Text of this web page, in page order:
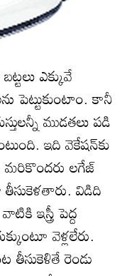
ఎక్కువే
పెట్టుకుంటాం. కానీ
ముడతలు పడి
ఇది వెకేషన్‌కు
మరికొందరు లగేజ్‌
తీసుకెళతారు. విడిది
ఇస్త్రీ పెద్ద
వెళ్లలేరు.
తీసుకెళితే రెండు